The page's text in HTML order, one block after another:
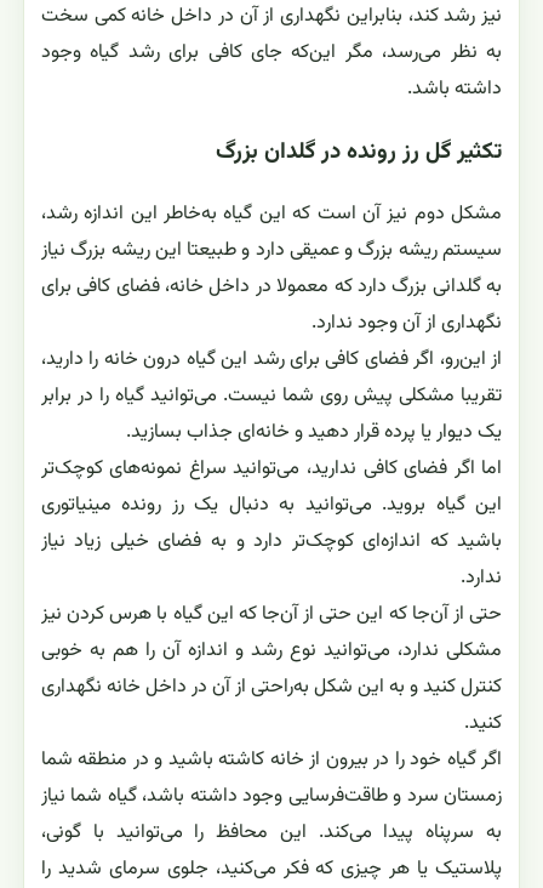
نیز رشد کند، بنابراین نگهداری از آن در داخل خانه کمی سخت
به نظر می‌رسد، مگر این‌که جای کافی برای رشد گیاه وجود
داشته باشد.
تکثیر گل رز رونده در گلدان بزرگ
مشکل دوم نیز آن است که این گیاه به‌خاطر این اندازه رشد،
سیستم ریشه بزرگ و عمیقی دارد و طبیعتا این ریشه بزرگ نیاز
به گلدانی بزرگ دارد که معمولا در داخل خانه، فضای کافی برای
نگهداری از آن وجود ندارد.
از این‌رو، اگر فضای کافی برای رشد این گیاه درون خانه را دارید،
تقریبا مشکلی پیش روی شما نیست. می‌توانید گیاه را در برابر
یک دیوار یا پرده قرار دهید و خانه‌ای جذاب بسازید.
اما اگر فضای کافی ندارید، می‌توانید سراغ نمونه‌های کوچک‌تر
این گیاه بروید. می‌توانید به دنبال یک رز رونده مینیاتوری
باشید که اندازه‌ای کوچک‌تر دارد و به فضای خیلی زیاد نیاز
ندارد.
حتی از آن‌جا که این حتی از آن‌جا که این گیاه با هرس کردن نیز
مشکلی ندارد، می‌توانید نوع رشد و اندازه آن را هم به‌ خوبی
کنترل کنید و به‌ این‌ شکل به‌راحتی از آن در داخل خانه نگهداری
کنید.
اگر گیاه خود را در بیرون از خانه کاشته باشید و در منطقه شما
زمستان سرد و طاقت‌فرسایی وجود داشته باشد، گیاه شما نیاز
به سرپناه پیدا می‌کند. این محافظ را می‌توانید با گونی،
پلاستیک یا هر چیزی که فکر می‌کنید، جلوی سرمای شدید را